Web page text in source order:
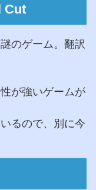
Cut
のゲーム。翻訳
が強いゲームが
るので、別に今